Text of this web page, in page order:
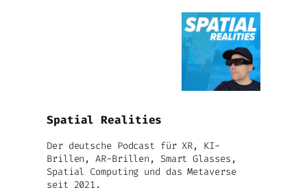
Spatial Realities
Der deutsche Podcast für XR, KI-
Brillen, AR-Brillen, Smart Glasses,
Spatial Computing und das Metaverse
seit 2021.